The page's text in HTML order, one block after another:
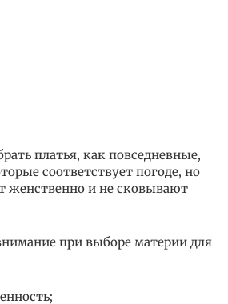
платья, как повседневные,
соответствует погоде, но
женственно и не сковывают
при выборе материи для